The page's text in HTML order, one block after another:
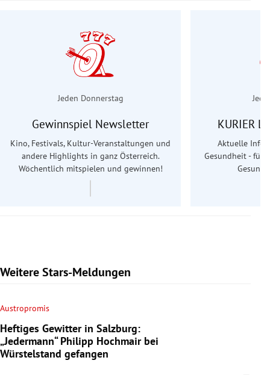
Jeden Donnerstag
Gewinnspiel Newsletter
Kino, Festivals, Kultur-Veranstaltungen und
andere Highlights in ganz Österreich.
Wöchentlich mitspielen und gewinnen!
KURIER
Aktuelle
Gesundheit - für
Weitere Stars-Meldungen
Austropromis
Heftiges Gewitter in Salzburg:
„Jedermann“ Philipp Hochmair bei
Würstelstand gefangen